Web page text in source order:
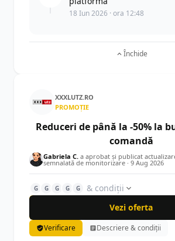
18 Iun 2026 · ora 12:48
Închide
XXXLUTZ.RO
PROMOȚIE
Reduceri de până la -50% la
comandă
Gabriela C. a aprobat și publicat
semnalată de monitorizare · 9 Aug 2026
G G G G G
& condiții
Vezi oferta
Verificare Descriere & condiții